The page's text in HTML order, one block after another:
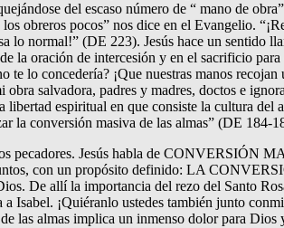
del escaso número de “ mano de
obreros pocos” nos dice en el Evangelio.
lo normal!” (DE 223). Jesús hace un sentido
la oración de intercesión y en el sacrificio
lo concedería? ¡Que nuestras manos recojan
salvadora, padres y madres, doctos e
espiritual en que consiste la cultura del
la conversión masiva de las almas” (DE 184-
pecadores. Jesús habla de
con un propósito definido: LA
De allí la importancia del rezo del Santo
¡Quiéranlo ustedes también junto
las almas implica un inmenso dolor para